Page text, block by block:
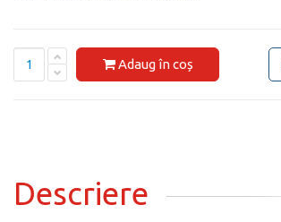
Adaug în coș
Descriere